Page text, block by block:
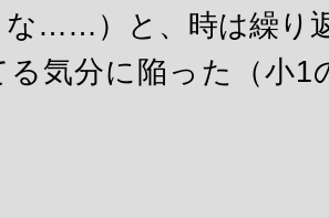
な……）と、時は繰り
る気分に陥った（小1